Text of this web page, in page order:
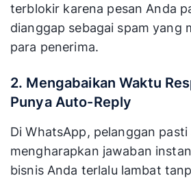
terblokir karena pesan Anda
dianggap sebagai spam yang
para penerima.
2. Mengabaikan Waktu
Punya Auto-Reply
Di WhatsApp, pelanggan pasti
mengharapkan jawaban
bisnis Anda terlalu lambat